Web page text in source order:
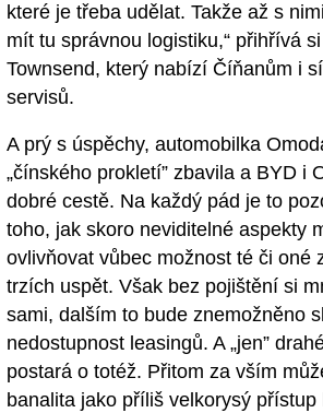
které je třeba udělat. Takže až s
mít tu správnou logistiku,“ přihřívá
Townsend, který nabízí Číňanům i
servisů.
A prý s úspěchy, automobilka
„čínského prokletí” zbavila a BYD i
dobré cestě. Na každý pád je to
toho, jak skoro neviditelné aspekty
ovlivňovat vůbec možnost té či oné
trzích uspět. Však bez pojištění si
sami, dalším to bude znemožněno
nedostupnost leasingů. A „jen”
postará o totéž. Přitom za vším
banalita jako příliš velkorysý přístup